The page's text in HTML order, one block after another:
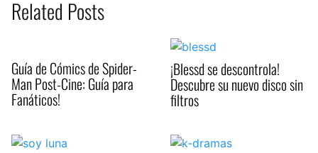
Related Posts
Guía de Cómics de Spider-
Man Post-Cine: Guía para
Fanáticos!
¡Blessd se descontrola!
Descubre su nuevo disco sin
filtros